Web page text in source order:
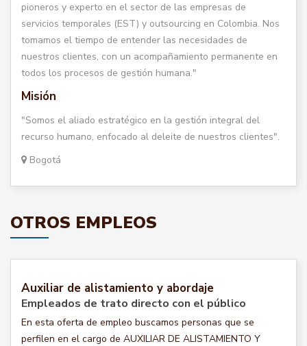
pioneros y experto en el sector de las empresas de
servicios temporales (EST) y outsourcing en Colombia. Nos
tomamos el tiempo de entender las necesidades de
nuestros clientes, con un acompañamiento permanente en
todos los procesos de gestión humana."
Misión
"Somos el aliado estratégico en la gestión integral del
recurso humano, enfocado al deleite de nuestros clientes".
Bogotá
OTROS EMPLEOS
Auxiliar de alistamiento y abordaje
Empleados de trato directo con el público
En esta oferta de empleo buscamos personas que se
perfilen en el cargo de AUXILIAR DE ALISTAMIENTO Y